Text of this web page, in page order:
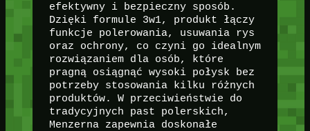
efektywny i bezpieczny sposób.
Dzięki formule 3w1, produkt łączy
funkcje polerowania, usuwania rys
oraz ochrony, co czyni go idealnym
rozwiązaniem dla osób, które
pragną osiągnąć wysoki połysk bez
potrzeby stosowania kilku różnych
produktów. W przeciwieństwie do
tradycyjnych past polerskich,
Menzerna zapewnia doskonałe